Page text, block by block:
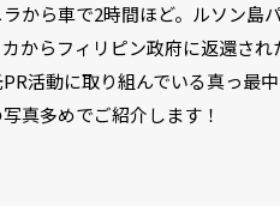
から車で2時間ほど。ルソン
からフィリピン政府に返還さ
活動に取り組んでいる真っ最
真多めでご紹介します！